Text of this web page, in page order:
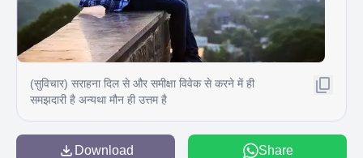
(सुविचार) सराहना दिल से और समीक्षा विवेक से करने में ही
समझदारी है अन्यथा मौन ही उत्तम है
Download Share